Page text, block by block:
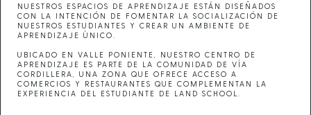
NUESTROS ESPACIOS DE APRENDIZAJE ESTÁN DISEÑADOS
CON LA INTENCIÓN DE FOMENTAR LA SOCIALIZACIÓN DE
NUESTROS ESTUDIANTES Y CREAR UN AMBIENTE DE
APRENDIZAJE ÚNICO.
UBICADO EN VALLE PONIENTE, NUESTRO CENTRO DE
APRENDIZAJE ES PARTE DE LA COMUNIDAD DE VÍA
CORDILLERA, UNA ZONA QUE OFRECE ACCESO A
COMERCIOS Y RESTAURANTES QUE COMPLEMENTAN LA
EXPERIENCIA DEL ESTUDIANTE DE LAND SCHOOL.